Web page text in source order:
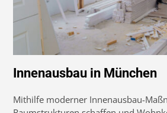
Innenausbau in München
Mithilfe moderner Innenausbau-